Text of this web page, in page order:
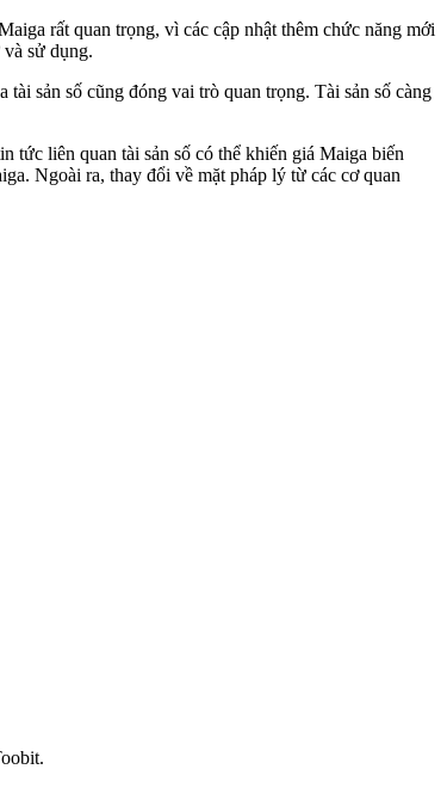
rất quan trọng, vì các cập nhật thêm chức năng mới
sử dụng.
sản số cũng đóng vai trò quan trọng. Tài sản số càng
tức liên quan tài sản số có thể khiến giá Maiga biến
Ngoài ra, thay đổi về mặt pháp lý từ các cơ quan